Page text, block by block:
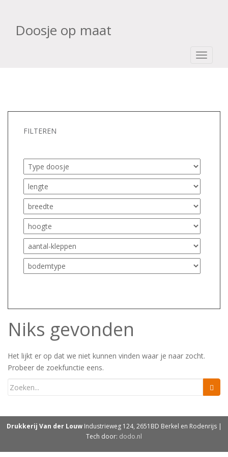
Doosje op maat
FILTEREN
Niks gevonden
Het lijkt er op dat we niet kunnen vinden waar je naar zocht.
Probeer de zoekfunctie eens.
Drukkerij Van der LouwIndustrieweg 124, 2651BD Berkel en Rodenrijs |
Tech door: dodo.nl